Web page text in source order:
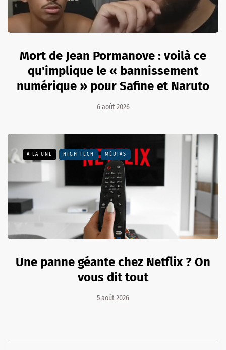
Mort de Jean Pormanove : voilà ce
qu'implique le « bannissement
numérique » pour Safine et Naruto
6 août 2026
A LA UNE HIGH TECH MÉDIAS
Une panne géante chez Netflix ? On
vous dit tout
5 août 2026